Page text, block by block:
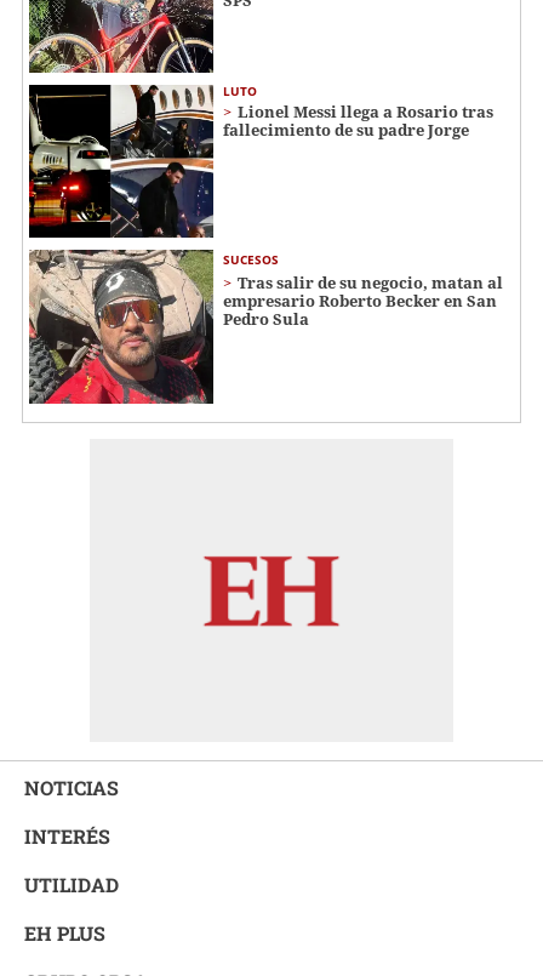
LUTO
Lionel Messi llega a Rosario tras
fallecimiento de su padre Jorge
SUCESOS
Tras salir de su negocio, matan al
empresario Roberto Becker en San
Pedro Sula
NOTICIAS
INTERÉS
UTILIDAD
EH PLUS